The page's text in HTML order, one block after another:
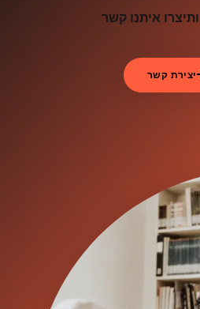
ותיצרו איתנו קשר
יצירת קשר